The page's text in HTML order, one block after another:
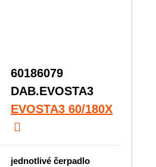
60186079
DAB.EVOSTA3
EVOSTA3 60/180X
jednotlivé čerpadlo